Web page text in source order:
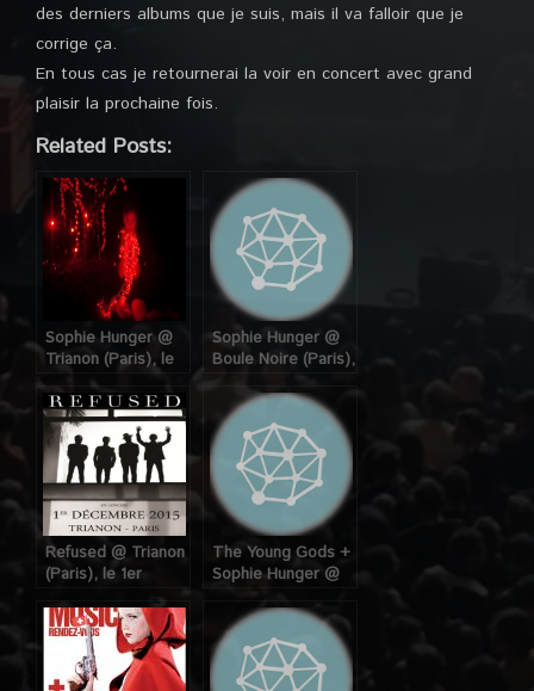
des derniers albums que je suis, mais il va falloir que je
corrige ça.
En tous cas je retournerai la voir en concert avec grand
plaisir la prochaine fois.
Related Posts:
Sophie Hunger @
Trianon (Paris), le
05 Juin 2013
Sophie Hunger @
Boule Noire (Paris),
le 26 Mars 2009
Refused @ Trianon
(Paris), le 1er
The Young Gods +
Sophie Hunger @
Centre Culturel
Suisse (Paris), le 17
Mars 2008